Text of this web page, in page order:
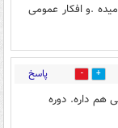
.و افکار عمومی
17 پاسخ
هم داره. دوره